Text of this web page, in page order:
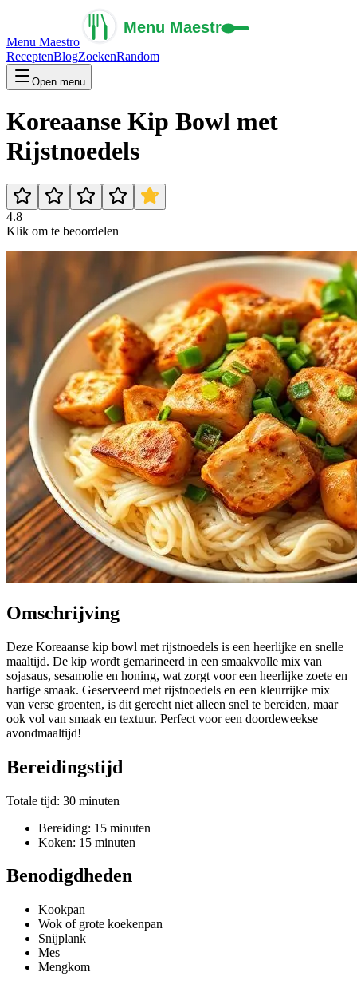
Menu Maestro
ReceptenBlogZoekenRandom
Open menu
Koreaanse Kip Bowl met
Rijstnoedels
4.8
Klik om te beoordelen
Omschrijving
Deze Koreaanse kip bowl met rijstnoedels is een heerlijke en snelle
maaltijd. De kip wordt gemarineerd in een smaakvolle mix van
sojasaus, sesamolie en honing, wat zorgt voor een heerlijke zoete en
hartige smaak. Geserveerd met rijstnoedels en een kleurrijke mix
van verse groenten, is dit gerecht niet alleen snel te bereiden, maar
ook vol van smaak en textuur. Perfect voor een doordeweekse
avondmaaltijd!
Bereidingstijd
Totale tijd: 30 minuten
Bereiding: 15 minuten
Koken: 15 minuten
Benodigdheden
Kookpan
Wok of grote koekenpan
Snijplank
Mes
Mengkom